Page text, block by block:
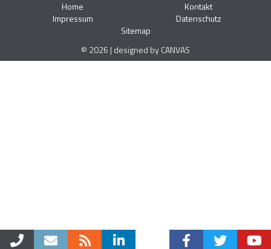
Home
Kontakt
Impressum
Datenschutz
Sitemap
© 2026 | designed by CANVAS